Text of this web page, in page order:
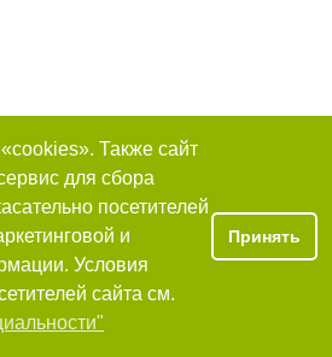
Также сайт
для сбора
посетителей
и
Условия
сайта см.
Принять